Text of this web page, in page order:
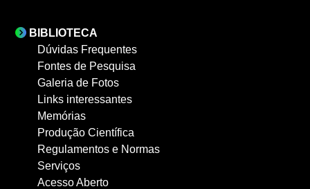
BIBLIOTECA
Dúvidas Frequentes
Fontes de Pesquisa
Galeria de Fotos
Links interessantes
Memórias
Produção Científica
Regulamentos e Normas
Serviços
Acesso Aberto